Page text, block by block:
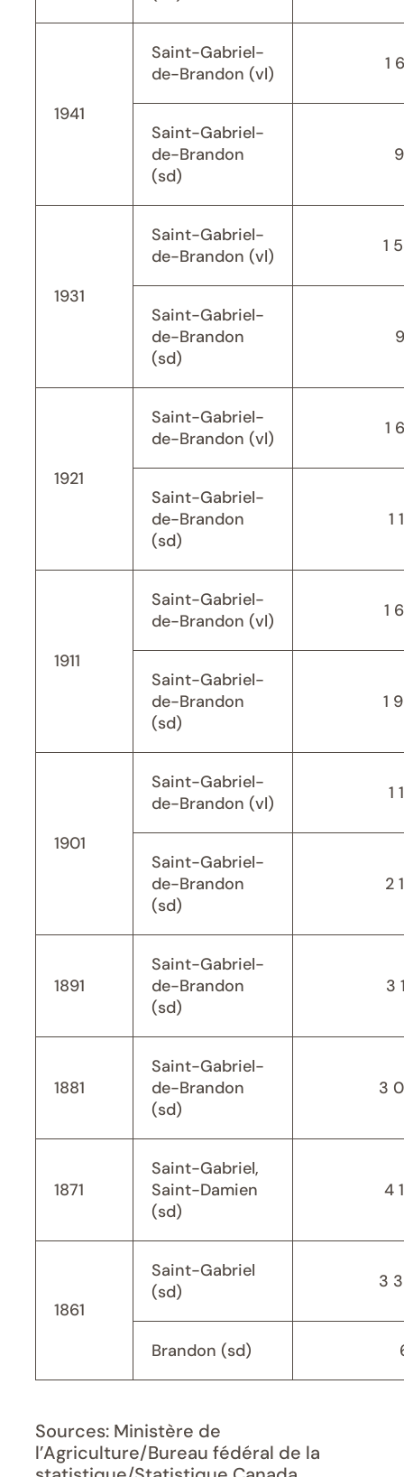
1941
Saint-Gabriel-
de-Brandon (vl)
1
Saint-Gabriel-
de-Brandon
(sd)
1931
Saint-Gabriel-
de-Brandon (vl)
1
Saint-Gabriel-
de-Brandon
(sd)
1921
Saint-Gabriel-
de-Brandon (vl)
1
Saint-Gabriel-
de-Brandon
(sd)
1
1911
Saint-Gabriel-
de-Brandon (vl)
1
Saint-Gabriel-
de-Brandon
(sd)
1
1901
Saint-Gabriel-
de-Brandon (vl)
1
Saint-Gabriel-
de-Brandon
(sd)
2
1891
Saint-Gabriel-
de-Brandon
(sd)
3
1881
Saint-Gabriel-
de-Brandon
(sd)
3
1871
Saint-Gabriel,
Saint-Damien
(sd)
4
1861
Saint-Gabriel
(sd)
3
Brandon (sd)
Sources: Ministère de
l’Agriculture/Bureau fédéral de la